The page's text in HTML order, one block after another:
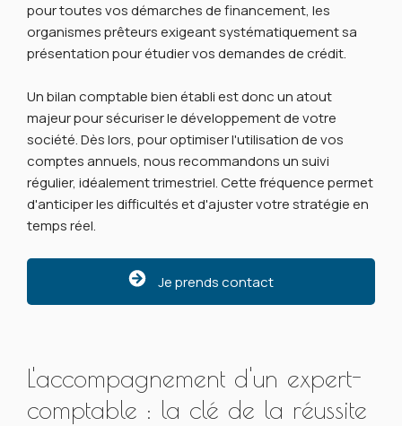
pour toutes vos démarches de financement, les
organismes prêteurs exigeant systématiquement sa
présentation pour étudier vos demandes de crédit.
Un bilan comptable bien établi est donc un atout
majeur pour sécuriser le développement de votre
société. Dès lors, pour optimiser l'utilisation de vos
comptes annuels, nous recommandons un suivi
régulier, idéalement trimestriel. Cette fréquence permet
d'anticiper les difficultés et d'ajuster votre stratégie en
temps réel.
Je prends contact
L'accompagnement d'un expert-
comptable : la clé de la réussite